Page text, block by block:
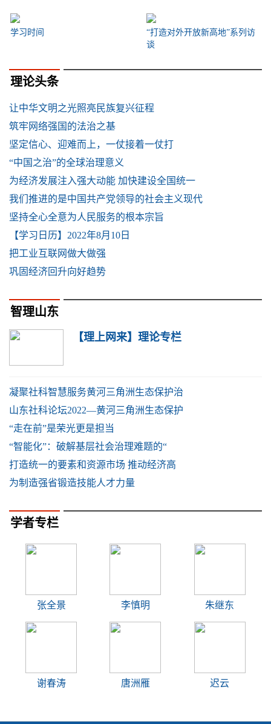
学习时间
“打造对外开放新高地”系列访
谈
理论头条
让中华文明之光照亮民族复兴征程
筑牢网络强国的法治之基
坚定信心、迎难而上，一仗接着一仗打
“中国之治”的全球治理意义
为经济发展注入强大动能 加快建设全国统一
我们推进的是中国共产党领导的社会主义现代
坚持全心全意为人民服务的根本宗旨
【学习日历】2022年8月10日
把工业互联网做大做强
巩固经济回升向好趋势
智理山东
【理上网来】理论专栏
凝聚社科智慧服务黄河三角洲生态保护治
山东社科论坛2022—黄河三角洲生态保护
“走在前”是荣光更是担当
“智能化”：破解基层社会治理难题的“
打造统一的要素和资源市场 推动经济高
为制造强省锻造技能人才力量
学者专栏
张全景 李慎明 朱继东
谢春涛 唐洲雁 迟云